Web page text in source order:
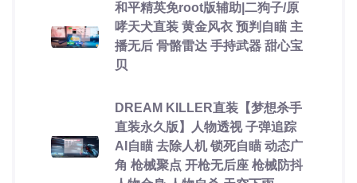
和平精英免root版辅助|二狗子/原
哮天犬直装 黄金风衣 预判自瞄 主
播无后 骨骼雷达 手持武器 甜心宝
贝
DREAM KILLER直装【梦想杀手
直装永久版】人物透视 子弹追踪
AI自瞄 去除人机 锁死自瞄 动态广
角 枪械聚点 开枪无后座 枪械防抖